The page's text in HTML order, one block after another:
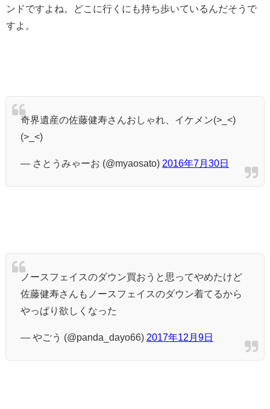
ンドですよね。どこに行くにも持ち歩いているんだそうで
すよ。
奇界遺産の佐藤健寿さんおしゃれ、イケメン(>_<)
(>_<)
— さとうみゃーお (@myaosato) 2016年7月30日
ノースフェイスのダウン買おうと思ってやめたけど
佐藤健寿さんもノースフェイスのダウン着てるから
やっぱり欲しくなった
— やごう (@panda_dayo66) 2017年12月9日